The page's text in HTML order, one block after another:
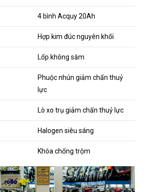
4 bình Acquy 20Ah
Hợp kim đúc nguyên khối
Lốp không săm
Phuộc nhún giảm chấn thuỷ
lực
Lò xo trụ giảm chấn thuỷ lực
Halogen siêu sáng
Khóa chống trộm